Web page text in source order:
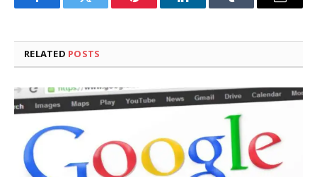
FacebookTwitter Pinterest LinkedInTumblr Email
RELATED POSTS